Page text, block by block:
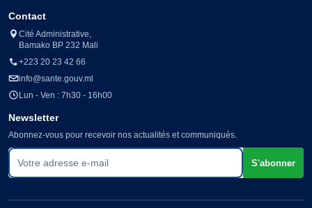
Contact
Cité Administrative,
Bamako BP 232 Mali
+223 20 23 42 66
info@sante.gouv.ml
Lun - Ven : 7h30 - 16h00
Newsletter
Abonnez-vous pour recevoir nos actualités et communiqués.
Votre adresse e-mail
S'abonner